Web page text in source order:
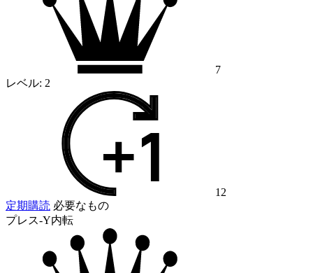
7
レベル: 2
12
定期購読 必要なもの
プレス-Y内転